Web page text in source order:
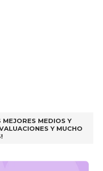
MEDIOS Y
Y MUCHO